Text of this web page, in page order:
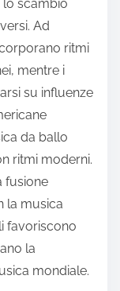
lo scambio
Ad
ritmi
mentre i
su influenze
da ballo
ritmi moderni.
fusione
la musica
favoriscono
la
mondiale.